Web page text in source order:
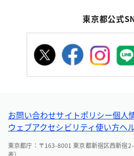
東京都公式
お問い合わせサイトポリシー個人
ウェブアクセシビリティ使い方ヘ
東京都庁：〒163-8001 東京都新宿区西新宿
表）